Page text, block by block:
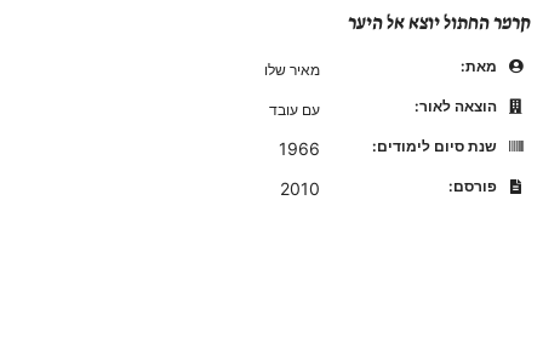
קרמר החתול יוצא אל היער
מאת:
מאיר שלו
הוצאה לאור:
עם עובד
שנת סיום לימודים:
1966
פורסם: 2010